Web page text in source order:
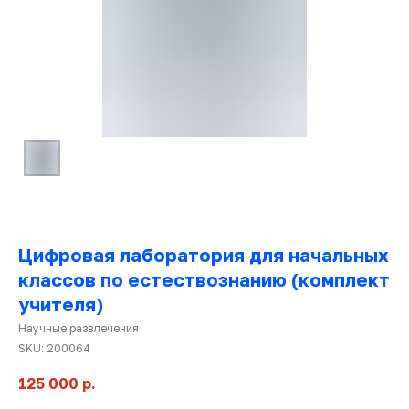
Цифровая лаборатория для начальных
классов по естествознанию (комплект
учителя)
Научные развлечения
SKU: 200064
125 000 р.